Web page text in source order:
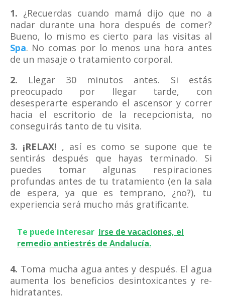
1. ¿Recuerdas cuando mamá dijo que no a
nadar durante una hora después de comer?
Bueno, lo mismo es cierto para las visitas al
Spa. No comas por lo menos una hora antes
de un masaje o tratamiento corporal.
2. Llegar 30 minutos antes. Si estás
preocupado por llegar tarde, con
desesperarte esperando el ascensor y correr
hacia el escritorio de la recepcionista, no
conseguirás tanto de tu visita.
3. ¡RELAX! , así es como se supone que te
sentirás después que hayas terminado. Si
puedes tomar algunas respiraciones
profundas antes de tu tratamiento (en la sala
de espera, ya que es temprano, ¿no?), tu
experiencia será mucho más gratificante.
Te puede interesar Irse de vacaciones, el
remedio antiestrés de Andalucía.
4. Toma mucha agua antes y después. El agua
aumenta los beneficios desintoxicantes y re-
hidratantes.